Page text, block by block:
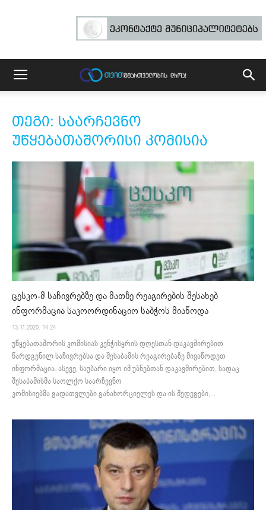
თეგი: საარჩევნო
უწყებათაშორისი კომისია
ცესკო-მ საჩივრებზე და მათზე რეაგირების შესახებ
ინფორმაცია საკოორდინაციო საბჭოს მიაწოდა
13.11.2020. 14:24
უწყებათაშორის კომისიას კენჭისყრის დღესთან დაკავშირებით
წარდგენილ საჩივრებსა და შესაბამის რეაგირებაზე მივაწოდეთ
ინფორმაცია. ასევე, საუბარი იყო იმ უბნებთან დაკავშირებით, სადაც
შესაბამისმა საოლქო საარჩევნო
კომისიებმა გადათვლები განახორციელეს და ის შედეგები,...